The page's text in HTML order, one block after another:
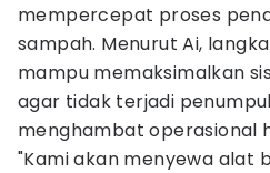
mempercepat proses
sampah. Menurut Ai,
mampu memaksimalkan
agar tidak terjadi
menghambat operasional
"Kami akan menyewa alat